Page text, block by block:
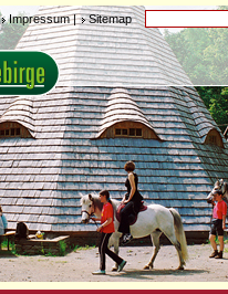
Impressum| Sitemap